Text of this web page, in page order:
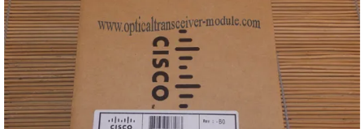
NOUVELLES
LES
AFFAIRES